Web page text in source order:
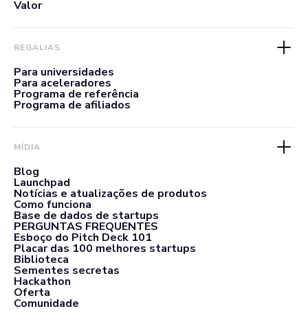
Valor
REGALIAS
Para universidades
Para aceleradores
Programa de referência
Programa de afiliados
MÍDIA
Blog
Launchpad
Notícias e atualizações de produtos
Como funciona
Base de dados de startups
PERGUNTAS FREQUENTES
Esboço do Pitch Deck 101
Placar das 100 melhores startups
Biblioteca
Sementes secretas
Hackathon
Oferta
Comunidade